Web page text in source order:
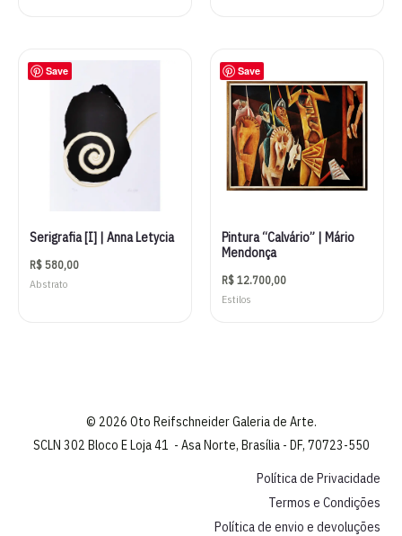
Save
Serigrafia [I] | Anna Letycia
R$580,00
Abstrato
Save
Pintura “Calvário” | Mário
Mendonça
R$12.700,00
Estilos
© 2026 Oto Reifschneider Galeria de Arte.
SCLN 302 Bloco E Loja 41 - Asa Norte, Brasília - DF, 70723-550
Política de Privacidade
Termos e Condições
Política de envio e devoluções